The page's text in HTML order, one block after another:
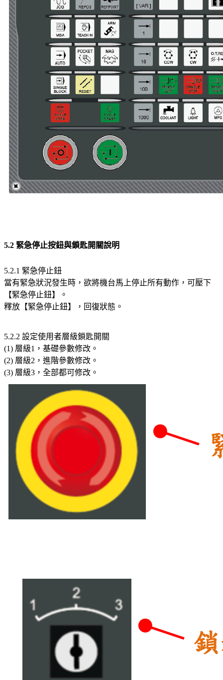
5.2 緊急停止按鈕與鎖匙開關說明
5.2.1 緊急停止鈕
當有緊急狀況發生時，欲將機台馬上停止所有動作，可壓下
【緊急停止鈕】。
釋放【緊急停止鈕】，回復狀態。
5.2.2 設定使用者層級鎖匙開關
(1) 層級1，基礎參數修改。
(2) 層級2，進階參數修改。
(3) 層級3，全部都可修改。